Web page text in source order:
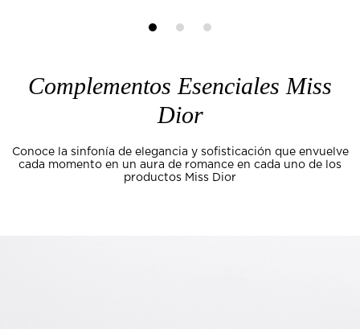
Complementos Esenciales Miss
Dior
Conoce la sinfonía de elegancia y sofisticación que envuelve
cada momento en un aura de romance en cada uno de los
productos Miss Dior